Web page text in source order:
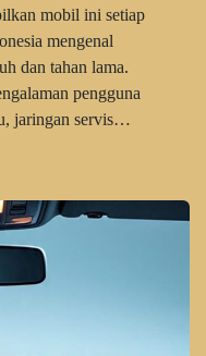
mobil ini setiap
mengenal
dan tahan lama.
pengguna
jaringan servis…